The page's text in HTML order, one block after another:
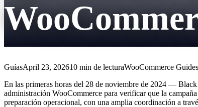
GuíasApril 23, 202610 min de lecturaWooCommerce Guides
En las primeras horas del 28 de noviembre de 2024 —
administración WooCommerce para verificar que la
preparación operacional, con una amplia coordinación a